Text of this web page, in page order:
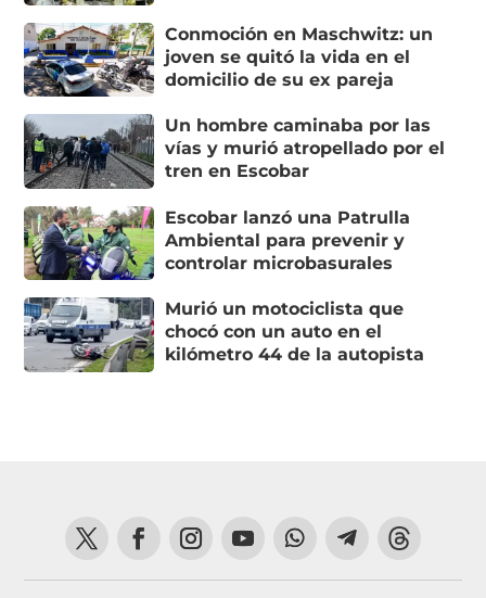
Conmoción en Maschwitz: un
joven se quitó la vida en el
domicilio de su ex pareja
Un hombre caminaba por las
vías y murió atropellado por el
tren en Escobar
Escobar lanzó una Patrulla
Ambiental para prevenir y
controlar microbasurales
Murió un motociclista que
chocó con un auto en el
kilómetro 44 de la autopista